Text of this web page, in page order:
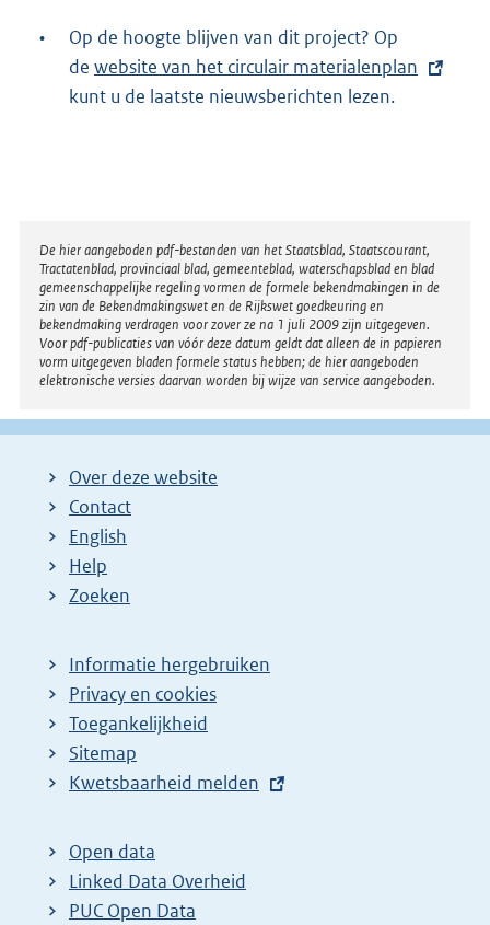
•
Op de hoogte blijven van dit project? Op
de E
x
e
l
i
n
k
:
website van het circulair materialenplan
kunt u de laatste nieuwsberichten lezen.
Disclaimer
De hier aangeboden pdf-bestanden van het Staatsblad, Staatscourant,
Tractatenblad, provinciaal blad, gemeenteblad, waterschapsblad en blad
gemeenschappelijke regeling vormen de formele bekendmakingen in de
zin van de Bekendmakingswet en de Rijkswet goedkeuring en
bekendmaking verdragen voor zover ze na 1 juli 2009 zijn uitgegeven.
Voor pdf-publicaties van vóór deze datum geldt dat alleen de in papieren
vorm uitgegeven bladen formele status hebben; de hier aangeboden
elektronische versies daarvan worden bij wijze van service aangeboden.
Over deze website
Contact
English
Help
Zoeken
Informatie hergebruiken
Privacy en cookies
Toegankelijkheid
Sitemap
E
t
e
r
Kwetsbaarheid melden
Open data
Linked Data Overheid
PUC Open Data